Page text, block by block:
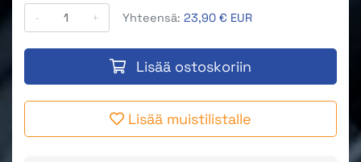
-
+ Yhteensä: 23,90 € EUR
Lisää ostoskoriin
Lisää muistilistalle